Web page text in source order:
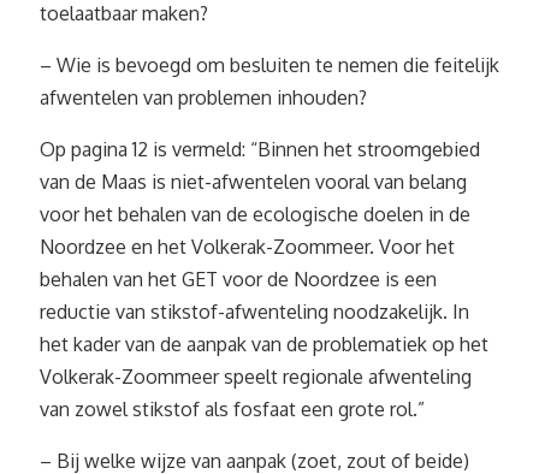
toelaatbaar maken?
– Wie is bevoegd om besluiten te nemen die feitelijk
afwentelen van problemen inhouden?
Op pagina 12 is vermeld: “Binnen het stroomgebied
van de Maas is niet-afwentelen vooral van belang
voor het behalen van de ecologische doelen in de
Noordzee en het Volkerak-Zoommeer. Voor het
behalen van het GET voor de Noordzee is een
reductie van stikstof-afwenteling noodzakelijk. In
het kader van de aanpak van de problematiek op het
Volkerak-Zoommeer speelt regionale afwenteling
van zowel stikstof als fosfaat een grote rol.”
– Bij welke wijze van aanpak (zoet, zout of beide)